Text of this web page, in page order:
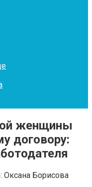
женщины
договору:
Оксана Борисова